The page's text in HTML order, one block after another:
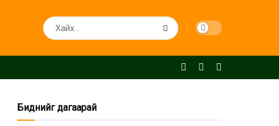
Биднийг дагаарай